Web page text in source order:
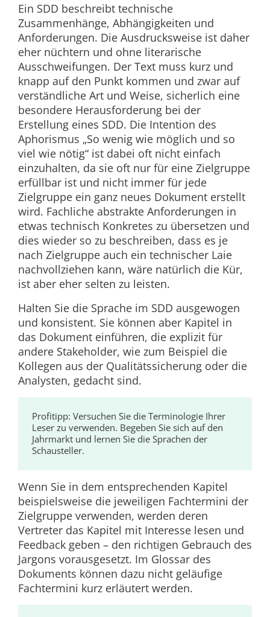
Ein SDD beschreibt technische
Zusammenhänge, Abhängigkeiten und
Anforderungen. Die Ausdrucksweise ist daher
eher nüchtern und ohne literarische
Ausschweifungen. Der Text muss kurz und
knapp auf den Punkt kommen und zwar auf
verständliche Art und Weise, sicherlich eine
besondere Herausforderung bei der
Erstellung eines SDD. Die Intention des
Aphorismus „So wenig wie möglich und so
viel wie nötig“ ist dabei oft nicht einfach
einzuhalten, da sie oft nur für eine Zielgruppe
erfüllbar ist und nicht immer für jede
Zielgruppe ein ganz neues Dokument erstellt
wird. Fachliche abstrakte Anforderungen in
etwas technisch Konkretes zu übersetzen und
dies wieder so zu beschreiben, dass es je
nach Zielgruppe auch ein technischer Laie
nachvollziehen kann, wäre natürlich die Kür,
ist aber eher selten zu leisten.
Halten Sie die Sprache im SDD ausgewogen
und konsistent. Sie können aber Kapitel in
das Dokument einführen, die explizit für
andere Stakeholder, wie zum Beispiel die
Kollegen aus der Qualitätssicherung oder die
Analysten, gedacht sind.
Profitipp: Versuchen Sie die Terminologie Ihrer
Leser zu verwenden. Begeben Sie sich auf den
Jahrmarkt und lernen Sie die Sprachen der
Schausteller.
Wenn Sie in dem entsprechenden Kapitel
beispielsweise die jeweiligen Fachtermini der
Zielgruppe verwenden, werden deren
Vertreter das Kapitel mit Interesse lesen und
Feedback geben – den richtigen Gebrauch des
Jargons vorausgesetzt. Im Glossar des
Dokuments können dazu nicht geläufige
Fachtermini kurz erläutert werden.